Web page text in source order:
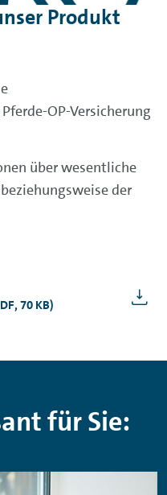
Produkt
OP-Versicherung
über wesentliche
der
70 KB)
für Sie: